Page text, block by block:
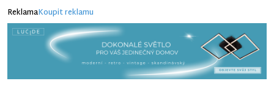
ReklamaKoupit reklamu